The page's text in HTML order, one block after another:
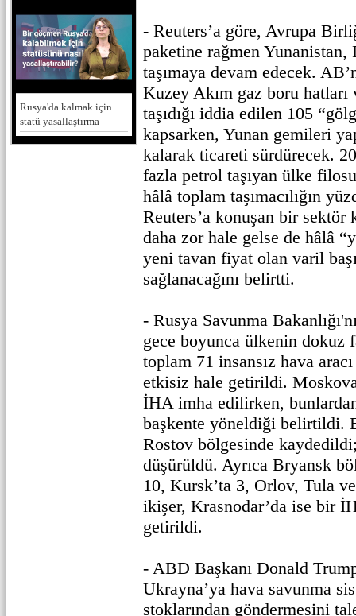
Rusya'da kalmak için
statü yasallaştırma
- Reuters’a göre, Avrupa
paketine rağmen Yunanistan,
taşımaya devam edecek.
Kuzey Akım gaz boru
taşıdığı iddia edilen 105
kapsarken, Yunan gemileri
kalarak ticareti sürdürecek.
fazla petrol taşıyan ülke
hâlâ toplam taşımacılığın
Reuters’a konuşan bir sektör
daha zor hale gelse de hâlâ
yeni tavan fiyat olan varil
sağlanacağını belirtti.
- Rusya Savunma
gece boyunca ülkenin dokuz
toplam 71 insansız hava
etkisiz hale getirildi.
İHA imha edilirken,
başkente yöneldiği belirtildi.
Rostov bölgesinde
düşürüldü. Ayrıca Bryansk
10, Kursk’ta 3, Orlov, Tula
ikişer, Krasnodar’da ise bir
getirildi.
- ABD Başkanı Donald
Ukrayna’ya hava savunma
stoklarından göndermesini